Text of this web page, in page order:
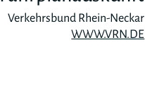
Verkehrsbund Rhein-Neckar
WWW.VRN.DE